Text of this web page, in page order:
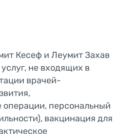
Кесеф и Леумит Захав
не входящих в
врачей-
операции, персональный
вакцинация для